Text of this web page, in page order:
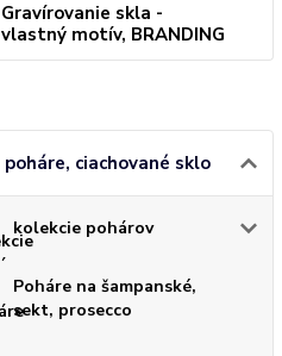
Gravírovanie skla -
vlastný motív, BRANDING
poháre, ciachované sklo
kolekcie pohárov
Poháre na šampanské,
sekt, prosecco